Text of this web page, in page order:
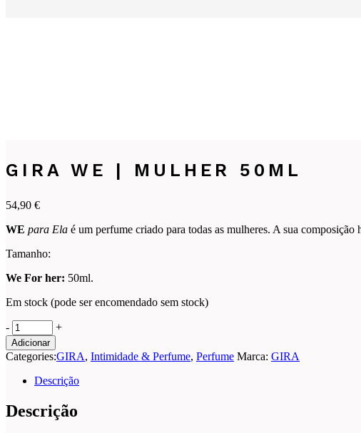
GIRA WE | MULHER 50ML
54,90 €
WE para Ela é um perfume criado para todas as mulheres. A sua
Tamanho:
We For her: 50ml.
Em stock (pode ser encomendado sem stock)
GIRA
WE
|
MULHER
50ML
quantity
- +
Adicionar
Categories:GIRA, Intimidade & Perfume, Perfume Marca: GIRA
Descrição
Descrição